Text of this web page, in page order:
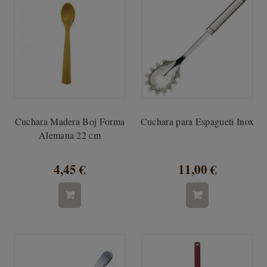
Cuchara Madera Boj Forma
Alemana 22 cm
4,45 €
Cuchara para Espagueti Inox
11,00 €